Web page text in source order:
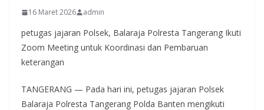
16 Maret 2026 admin
petugas jajaran Polsek, Balaraja Polresta Tangerang Ikuti
Zoom Meeting untuk Koordinasi dan Pembaruan
keterangan
TANGERANG — Pada hari ini, petugas jajaran Polsek
Balaraja Polresta Tangerang Polda Banten mengikuti